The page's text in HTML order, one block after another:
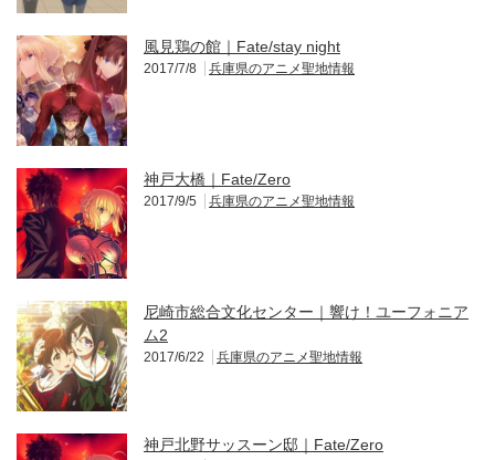
風見鶏の館｜Fate/stay night
2017/7/8 兵庫県のアニメ聖地情報
神戸大橋｜Fate/Zero
2017/9/5 兵庫県のアニメ聖地情報
尼崎市総合文化センター｜響け！ユーフォニア
ム2
2017/6/22 兵庫県のアニメ聖地情報
神戸北野サッスーン邸｜Fate/Zero